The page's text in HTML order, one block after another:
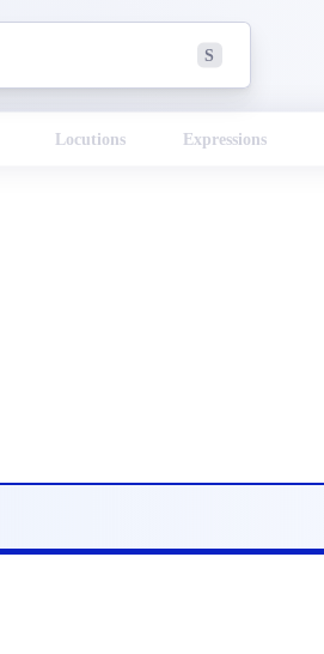
S
Locutions Expressions